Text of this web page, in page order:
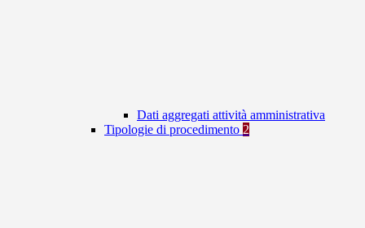
Dati aggregati attività amministrativa
Tipologie di procedimento 2